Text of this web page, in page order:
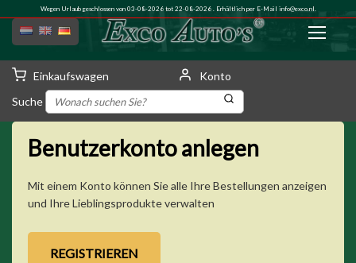
Wegen Urlaub geschlossen von 03-08-2026 tot 22-08-2026 . Erhältlich per E-Mail info@exco.nl.
Einkaufswagen
Konto
Suche
Benutzerkonto anlegen
Mit einem Konto können Sie alle Ihre Bestellungen anzeigen
und Ihre Lieblingsprodukte verwalten